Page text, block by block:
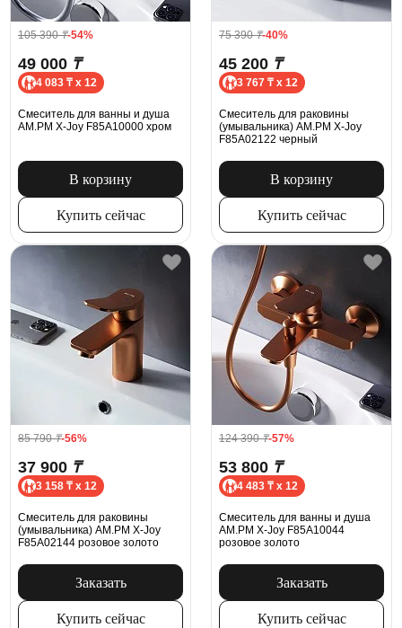
105 390₸-54%
49 000 ₸
4 083 ₸ x 12
Смеситель для ванны и душа
AM.PM X-Joy F85A10000 хром
В корзину
Купить сейчас
75 390₸-40%
45 200 ₸
3 767 ₸ x 12
Смеситель для раковины
(умывальника) AM.PM X-Joy
F85A02122 черный
В корзину
Купить сейчас
85 790₸-56%
37 900 ₸
3 158 ₸ x 12
Смеситель для раковины
(умывальника) AM.PM X-Joy
F85A02144 розовое золото
Заказать
Купить сейчас
124 390₸-57%
53 800 ₸
4 483 ₸ x 12
Смеситель для ванны и душа
AM.PM X-Joy F85A10044
розовое золото
Заказать
Купить сейчас